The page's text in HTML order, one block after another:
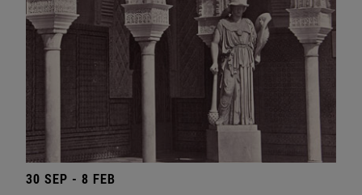
30 SEP - 8 FEB